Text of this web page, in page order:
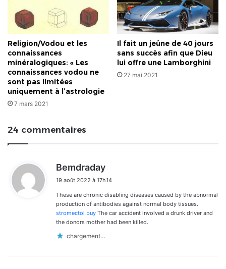
Religion/Vodou et les
connaissances
minéralogiques: « Les
connaissances vodou ne
sont pas limitées
uniquement à l’astrologie
7 mars 2021
Il fait un jeûne de 40 jours
sans succès afin que Dieu
lui offre une Lamborghini
27 mai 2021
24 commentaires
Bemdraday
t
:
19 août 2022 à 17h14
These are chronic disabling diseases caused by the abnormal
production of antibodies against normal body tissues.
stromectol buy The car accident involved a drunk driver and
the donors mother had been killed.
chargement…